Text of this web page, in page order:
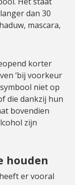
dan 30
mascara,
korter
‘bij voorkeur
niet op
die dankzij hun
bovendien
zijn
houden
er vooral